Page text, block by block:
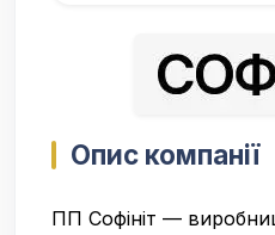
Опис компанії
ПП Софінiт —